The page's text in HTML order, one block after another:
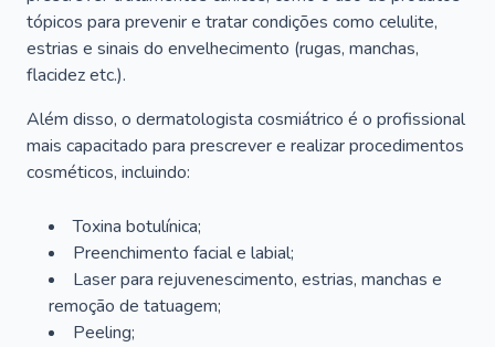
tópicos para prevenir e tratar condições como celulite,
estrias e sinais do envelhecimento (rugas, manchas,
flacidez etc.).
Além disso, o dermatologista cosmiátrico é o profissional
mais capacitado para prescrever e realizar procedimentos
cosméticos, incluindo:
Toxina botulínica;
Preenchimento facial e labial;
Laser para rejuvenescimento, estrias, manchas e
remoção de tatuagem;
Peeling;